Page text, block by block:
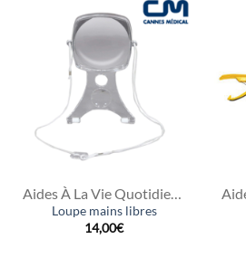
Aides À La Vie Quotidienne
Loupe mains libres
14,00€